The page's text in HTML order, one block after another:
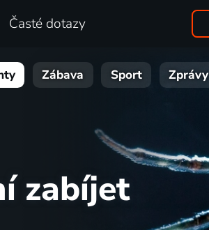
Časté dotazy
Zábava Sport Zprávy
zabíjet